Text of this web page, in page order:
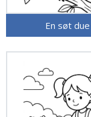
En søt due